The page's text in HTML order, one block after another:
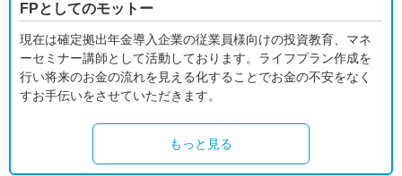
FPとしてのモットー
現在は確定拠出年金導入企業の従業員様向けの投資教育、マネ
ーセミナー講師として活動しております。ライフプラン作成を
行い将来のお金の流れを見える化することでお金の不安をなく
すお手伝いをさせていただきます。
もっと見る